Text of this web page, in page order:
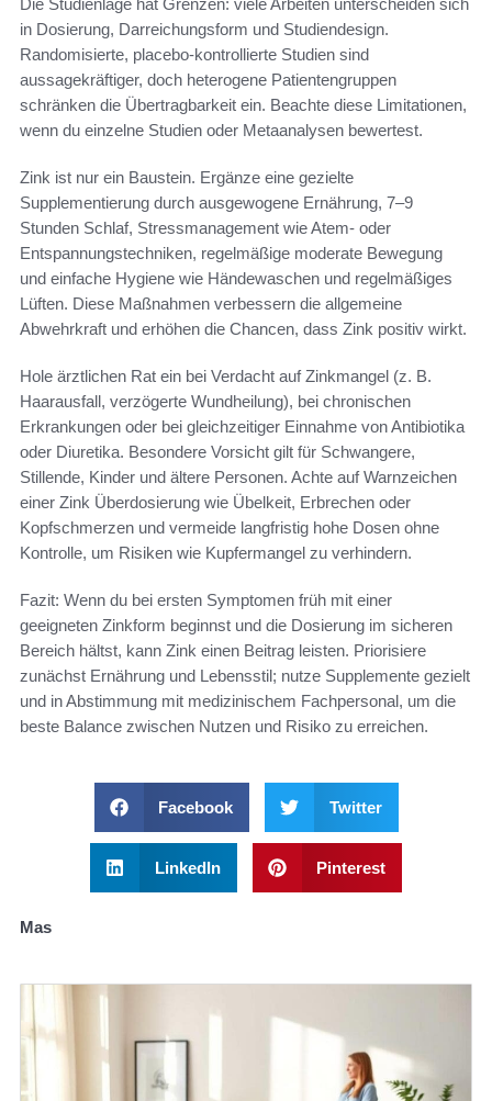
Die Studienlage hat Grenzen: viele Arbeiten unterscheiden sich
in Dosierung, Darreichungsform und Studiendesign.
Randomisierte, placebo-kontrollierte Studien sind
aussagekräftiger, doch heterogene Patientengruppen
schränken die Übertragbarkeit ein. Beachte diese Limitationen,
wenn du einzelne Studien oder Metaanalysen bewertest.
Zink ist nur ein Baustein. Ergänze eine gezielte
Supplementierung durch ausgewogene Ernährung, 7–9
Stunden Schlaf, Stressmanagement wie Atem- oder
Entspannungstechniken, regelmäßige moderate Bewegung
und einfache Hygiene wie Händewaschen und regelmäßiges
Lüften. Diese Maßnahmen verbessern die allgemeine
Abwehrkraft und erhöhen die Chancen, dass Zink positiv wirkt.
Hole ärztlichen Rat ein bei Verdacht auf Zinkmangel (z. B.
Haarausfall, verzögerte Wundheilung), bei chronischen
Erkrankungen oder bei gleichzeitiger Einnahme von Antibiotika
oder Diuretika. Besondere Vorsicht gilt für Schwangere,
Stillende, Kinder und ältere Personen. Achte auf Warnzeichen
einer Zink Überdosierung wie Übelkeit, Erbrechen oder
Kopfschmerzen und vermeide langfristig hohe Dosen ohne
Kontrolle, um Risiken wie Kupfermangel zu verhindern.
Fazit: Wenn du bei ersten Symptomen früh mit einer
geeigneten Zinkform beginnst und die Dosierung im sicheren
Bereich hältst, kann Zink einen Beitrag leisten. Priorisiere
zunächst Ernährung und Lebensstil; nutze Supplemente gezielt
und in Abstimmung mit medizinischem Fachpersonal, um die
beste Balance zwischen Nutzen und Risiko zu erreichen.
Facebook Twitter
LinkedIn Pinterest
Mas